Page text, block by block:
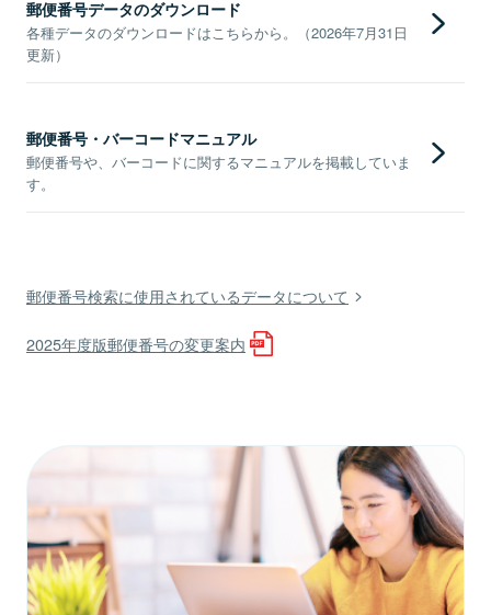
郵便番号データのダウンロード
各種データのダウンロードはこちらから。（2026年7月31日
更新）
郵便番号・バーコードマニュアル
郵便番号や、バーコードに関するマニュアルを掲載していま
す。
郵便番号検索に使用されているデータについて
2025年度版郵便番号の変更案内